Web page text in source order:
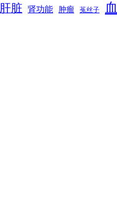
肝脏 肾功能 肿瘤 菟丝子